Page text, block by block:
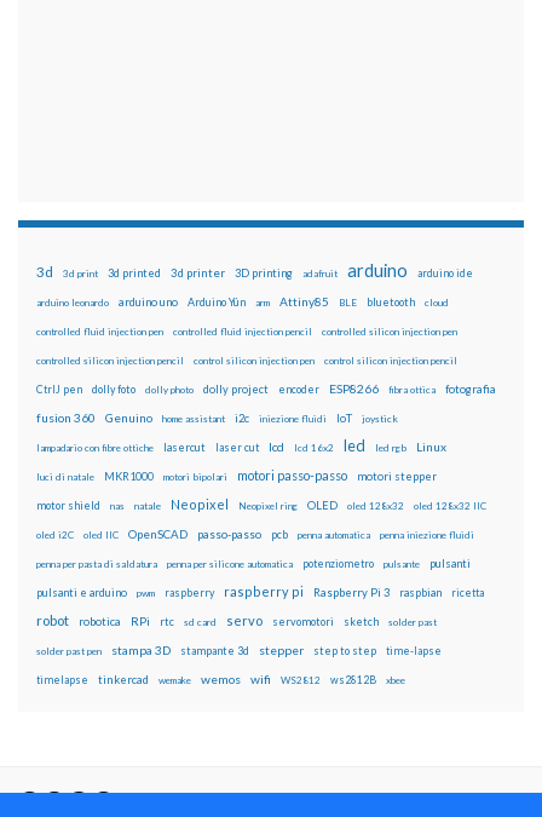
3d 3d print 3d printed 3d printer 3D printing adafruit arduino arduino ide
arduino leonardo arduino uno Arduino Yún arm Attiny85 BLE bluetooth cloud
controlled fluid injection pen controlled fluid injection pencil controlled silicon injection pen
controlled silicon injection pencil control silicon injection pen control silicon injection pencil
CtrlJ pen dolly foto dolly photo dolly project encoder ESP8266 fibra ottica fotografia
fusion 360 Genuino home assistant i2c iniezione fluidi IoT joystick
lampadario con fibre ottiche lasercut laser cut lcd lcd 16x2 led led rgb Linux
luci di natale MKR1000 motori bipolari motori passo-passo motori stepper
motor shield nas natale Neopixel Neopixel ring OLED oled 128x32 oled 128x32 IIC
oled i2C oled IIC OpenSCAD passo-passo pcb penna automatica penna iniezione fluidi
penna per pasta di saldatura penna per silicone automatica potenziometro pulsante pulsanti
pulsanti e arduino pwm raspberry raspberry pi Raspberry Pi 3 raspbian ricetta
robot robotica RPi rtc sd card servo servomotori sketch solder past
solder past pen stampa 3D stampante 3d stepper step to step time-lapse
timelapse tinkercad wemake wemos wifi WS2812 ws2812B xbee